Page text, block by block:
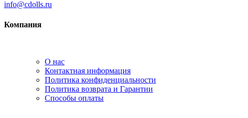
info@cdolls.ru
Компания
О нас
Контактная информация
Политика конфиденциальности
Политика возврата и Гарантии
Способы оплаты